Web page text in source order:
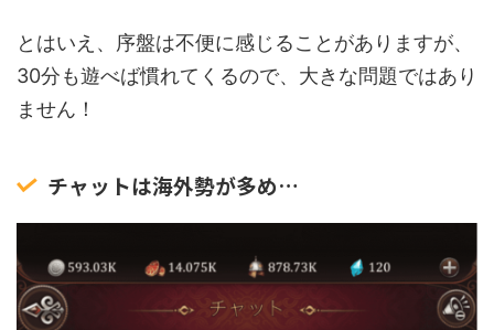
とはいえ、序盤は不便に感じることがありますが、
30分も遊べば慣れてくるので、大きな問題ではあり
ません！
チャットは海外勢が多め…